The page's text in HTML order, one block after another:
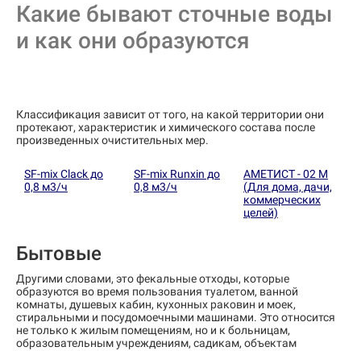
Какие бывают сточные воды
и как они образуются
Классификация зависит от того, на какой территории они
протекают, характеристик и химического состава после
произведенных очистительных мер.
SF-mix Clack до
0,8 м3/ч
SF-mix Runxin до
0,8 м3/ч
АМЕТИСТ - 02 М
(Для дома, дачи,
коммерческих
целей)
Бытовые
Другими словами, это фекальные отходы, которые
образуются во время пользования туалетом, ванной
комнаты, душевых кабин, кухонных раковин и моек,
стиральными и посудомоечными машинами. Это относится
не только к жилым помещениям, но и к больницам,
образовательным учреждениям, садикам, объектам